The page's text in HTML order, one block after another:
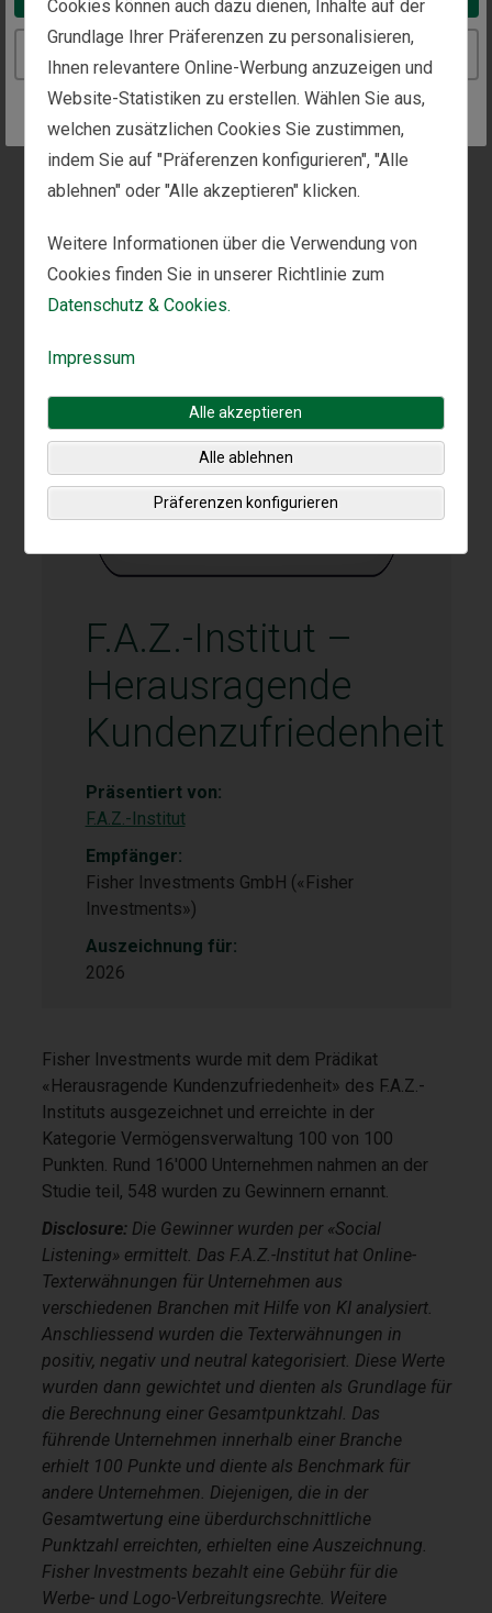
F.A.Z.-Institut –
Herausragende
Kundenzufriedenheit
Präsentiert von:
F.A.Z.-Institut
Empfänger:
Fisher Investments GmbH («Fisher
Investments»)
Auszeichnung für:
2026
Fisher Investments wurde mit dem Prädikat
«Herausragende Kundenzufriedenheit» des F.A.Z.-
Instituts ausgezeichnet und erreichte in der
Kategorie Vermögensverwaltung 100 von 100
Punkten. Rund 16'000 Unternehmen nahmen an der
Studie teil, 548 wurden zu Gewinnern ernannt.
Disclosure: Die Gewinner wurden per «Social
Listening» ermittelt. Das F.A.Z.-Institut hat Online-
Texterwähnungen für Unternehmen aus
verschiedenen Branchen mit Hilfe von KI analysiert.
Anschliessend wurden die Texterwähnungen in
positiv, negativ und neutral kategorisiert. Diese Werte
wurden dann gewichtet und dienten als Grundlage für
die Berechnung einer Gesamtpunktzahl. Das
führende Unternehmen innerhalb einer Branche
erhielt 100 Punkte und diente als Benchmark für
andere Unternehmen. Diejenigen, die in der
Gesamtwertung eine überdurchschnittliche
Punktzahl erreichten, erhielten eine Auszeichnung.
Fisher Investments bezahlt eine Gebühr für die
Werbe- und Logo-Verbreitungsrechte. Weitere
Cookies können auch dazu dienen, Inhalte auf der
Grundlage Ihrer Präferenzen zu personalisieren,
Ihnen relevantere Online-Werbung anzuzeigen und
Website-Statistiken zu erstellen. Wählen Sie aus,
welchen zusätzlichen Cookies Sie zustimmen,
indem Sie auf "Präferenzen konfigurieren", "Alle
ablehnen" oder "Alle akzeptieren" klicken.
Weitere Informationen über die Verwendung von
Cookies finden Sie in unserer Richtlinie zum
Datenschutz & Cookies.
Impressum
Alle akzeptieren
Alle ablehnen
Präferenzen konfigurieren